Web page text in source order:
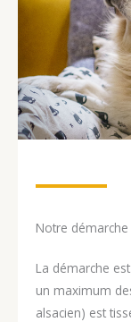
Notre démarche
La démarche
un maximum
alsacien) est